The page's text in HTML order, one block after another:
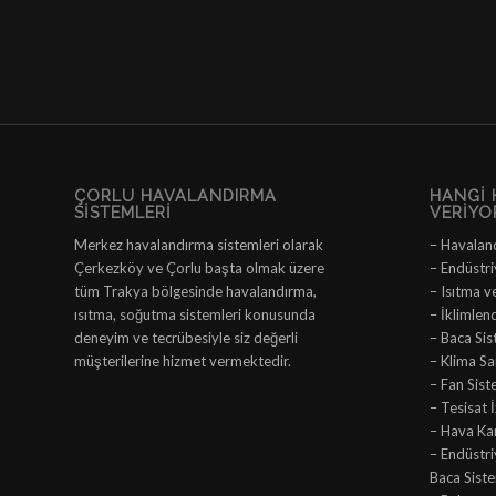
ÇORLU HAVALANDIRMA
SISTEMLERI
Merkez havalandırma sistemleri olarak
Çerkezköy ve Çorlu başta olmak üzere
tüm Trakya bölgesinde havalandırma,
ısıtma, soğutma sistemleri konusunda
deneyim ve tecrübesiyle siz değerli
müşterilerine hizmet vermektedir.
HANGI
–
–
– Isıtma
–
– Baca
– Klima
– Fan
– Tesisat
– Hava
–
Baca